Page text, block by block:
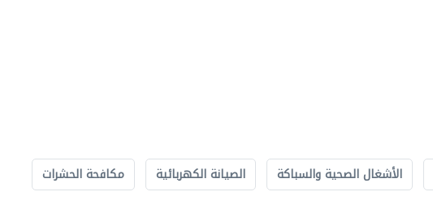
الأشغال الصحية والسباكة الصيانة الكهربائية
مكافحة الحشرات